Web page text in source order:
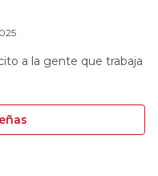
a la gente que trabaja